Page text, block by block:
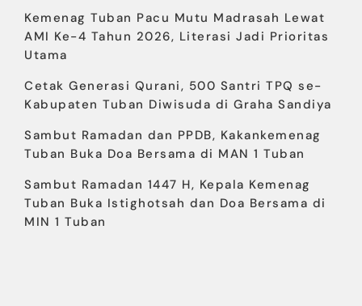
Kemenag Tuban Pacu Mutu Madrasah Lewat
AMI Ke-4 Tahun 2026, Literasi Jadi Prioritas
Utama
Cetak Generasi Qurani, 500 Santri TPQ se-
Kabupaten Tuban Diwisuda di Graha Sandiya
Sambut Ramadan dan PPDB, Kakankemenag
Tuban Buka Doa Bersama di MAN 1 Tuban
Sambut Ramadan 1447 H, Kepala Kemenag
Tuban Buka Istighotsah dan Doa Bersama di
MIN 1 Tuban